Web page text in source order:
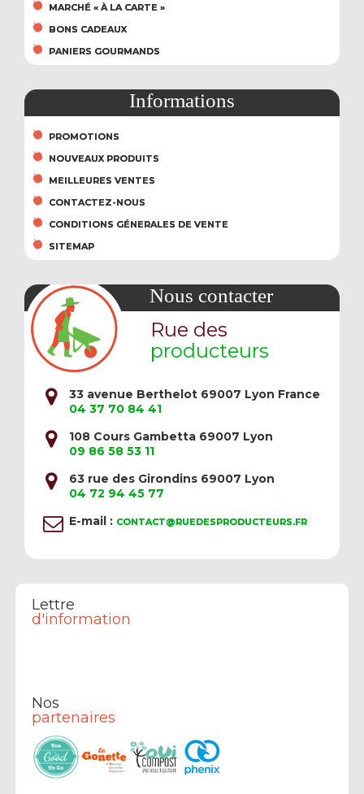
MARCHÉ « À LA CARTE »
BONS CADEAUX
PANIERS GOURMANDS
Informations
PROMOTIONS
NOUVEAUX PRODUITS
MEILLEURES VENTES
CONTACTEZ-NOUS
CONDITIONS GÉNERALES DE VENTE
SITEMAP
Nous contacter
Rue des
producteurs
33 avenue Berthelot 69007 Lyon France
04 37 70 84 41
108 Cours Gambetta 69007 Lyon
09 86 58 53 11
63 rue des Girondins 69007 Lyon
04 72 94 45 77
E-mail : CONTACT@RUEDESPRODUCTEURS.FR
Lettre
d'information
Nos
partenaires